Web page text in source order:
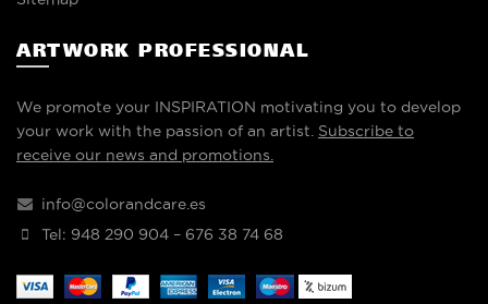
ARTWORK PROFESSIONAL
We promote your INSPIRATION motivating you to develop
your work with the passion of an artist. Subscribe to
receive our news and promotions.
info@colorandcare.es
Tel: 948 290 904 – 676 38 74 68